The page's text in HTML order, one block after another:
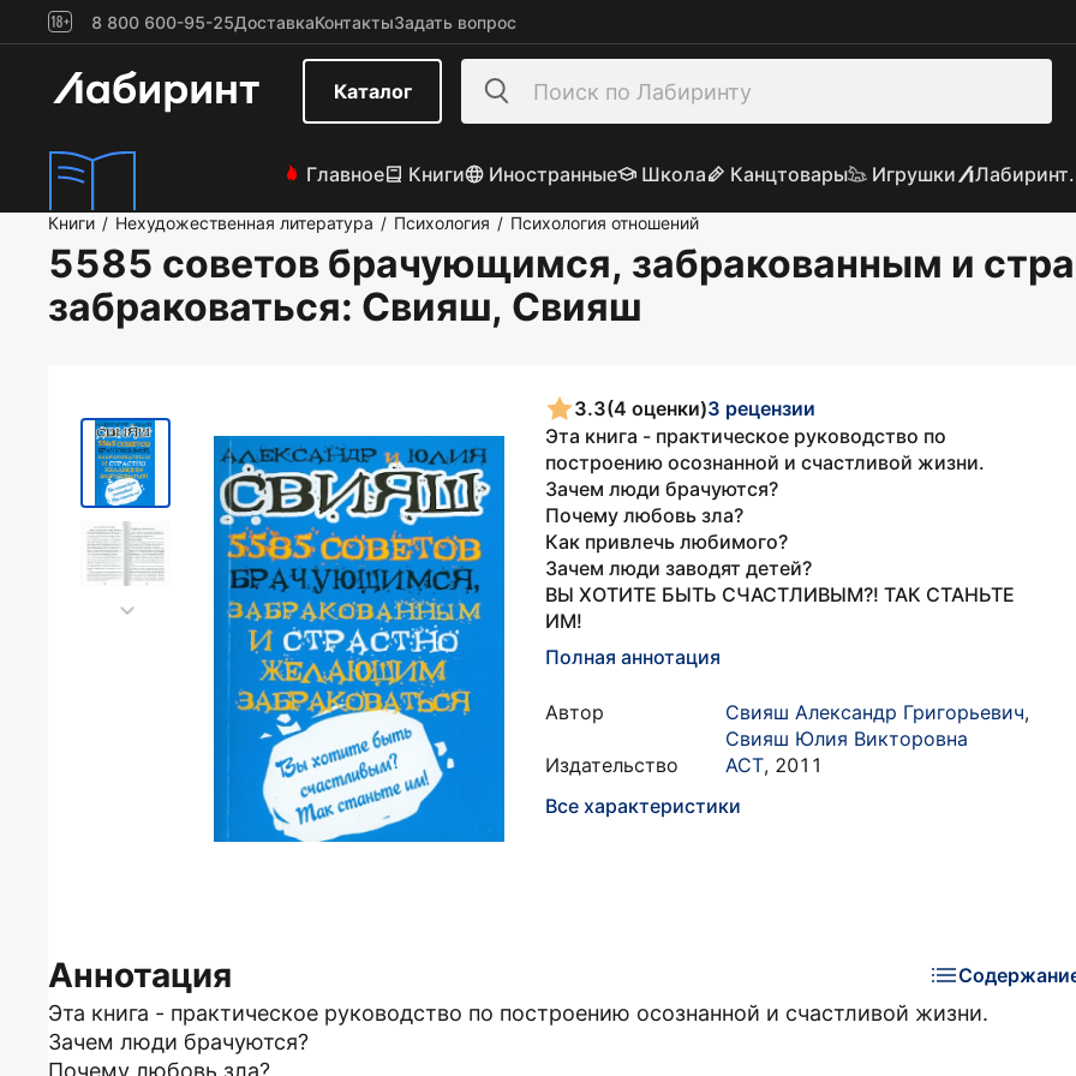
8 800 600-95-25ДоставкаКонтактыЗадать вопрос
Каталог
Главное Книги Иностранные Школа Канцтовары Игрушки
Книги / Нехудожественная литература / Психология / Психология отношений
5585 советов брачующимся, забракованным и
забраковаться: Свияш, Свияш
3.3(4 оценки)3 рецензии
Эта книга - практическое руководство по
построению осознанной и счастливой жизни.
Зачем люди брачуются?
Почему любовь зла?
Как привлечь любимого?
Зачем люди заводят детей?
ВЫ ХОТИТЕ БЫТЬ СЧАСТЛИВЫМ?! ТАК СТАНЬТЕ
ИМ!
Полная аннотация
Автор Свияш Александр Григорьевич,
Свияш Юлия Викторовна
Издательство
АСТ, 2011
Все характеристики
Аннотация
Эта книга - практическое руководство по построению осознанной и счастливой жизни.
Зачем люди брачуются?
Почему любовь зла?